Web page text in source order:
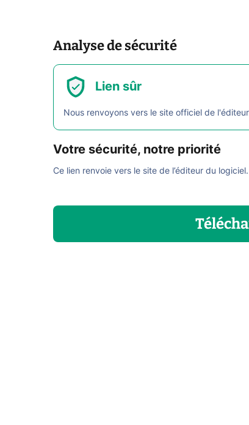
Analyse de sécurité
Lien sûr
Nous renvoyons vers le site officiel de
Votre sécurité, notre priorité
Ce lien renvoie vers le site de l’éditeur du